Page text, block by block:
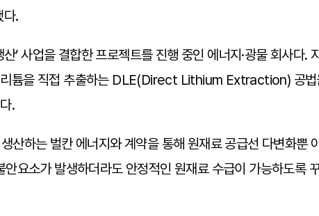
다.
산’ 사업을 결합한 프로젝트를 진행 중인 에너지·광물 회사
튬을 직접 추출하는 DLE(Direct Lithium Extraction) 공법
.
산하는 벌칸 에너지와 계약을 통해 원재료 공급선 다변화뿐
요소가 발생하더라도 안정적인 원재료 수급이 가능하도록